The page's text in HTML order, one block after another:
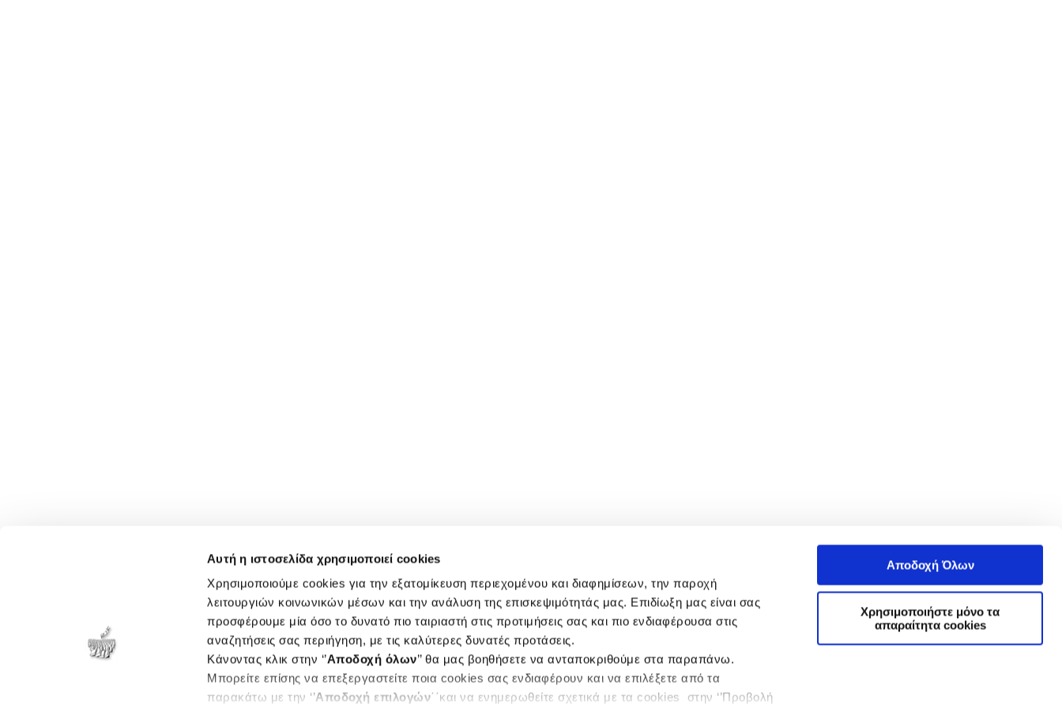
Αυτή η ιστοσελίδα χρησιμοποιεί cookies
Χρησιμοποιούμε cookies για την εξατομίκευση περιεχομένου και διαφημίσεων, την παροχή
λειτουργιών κοινωνικών μέσων και την ανάλυση της επισκεψιμότητάς μας. Επιδίωξη μας είναι σας
προσφέρουμε μία όσο το δυνατό πιο ταιριαστή στις προτιμήσεις σας και πιο ενδιαφέρουσα στις
αναζητήσεις σας περιήγηση, με τις καλύτερες δυνατές προτάσεις.
Κάνοντας κλικ στην ‘’Αποδοχή όλων’’ θα μας βοηθήσετε να ανταποκριθούμε στα παραπάνω.
Μπορείτε επίσης να επεξεργαστείτε ποια cookies σας ενδιαφέρουν και να επιλέξετε από τα
παρακάτω με την ‘’Αποδοχή επιλογών΄΄και να ενημερωθείτε σχετικά με τα cookies στην ‘’Προβολή
Αποδοχή Όλων
Χρησιμοποιήστε μόνο τα
απαραίτητα cookies